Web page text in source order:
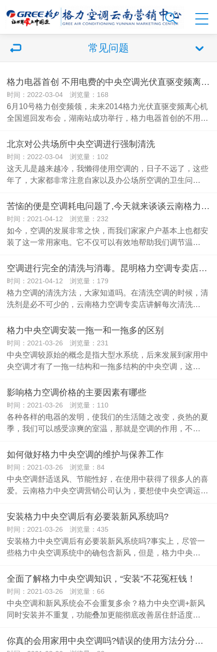
常见问题
格力电器首创 不用电费的中央空调光伏直驱变频离心机系统
时间：2022-03-04 浏览量：168
6月10号格力创变频领，未来2014格力光伏直驱变频离心机
全国巡回发布会，湖南站成功举行，格力电器首创的不用…
北京对公共场所中央空调进行强制清洗
时间：2022-03-04 浏览量：102
这天儿是越来越冷，我懒得使用空调的，日子不远了，这些
年了，大家都非常注意自家以及办公场所空调的卫生问…
苦恼的便是空调耗电问题了,今天就来谈谈云南格力空调的耗电问题。
时间：2021-04-12 浏览量：232
如今，空调的发展非常之快，而我们家家户户基本上也都安
装了这一常用家电。它不仅可以有效地帮助我们调节温…
空调进行完全的清洗与消毒。昆明格力空调专卖店提示
时间：2021-04-12 浏览量：179
格力空调的清洗方法，大家知道吗。在清洗空调的时候，清
洗剂是必不可少的，云南格力空调专卖店讲解每次清洗…
格力中央空调安装一拖一和一拖多的区别
时间：2021-03-26 浏览量：231
中央空调较原始的概念是指大型水系统，后来发展到家用中
央空调才有了一拖一结构和一拖多结构的中央空调，这…
影响格力空调价格的主要因素有哪些
时间：2021-03-26 浏览量：110
各种各样的电器的发明，使我们的生活随之改变，炎热的夏
季，我们可以感受凉爽的室温，那就是空调的作用，不…
如何做好格力中央空调的维护与保养工作
时间：2021-03-26 浏览量：84
中央空调舒适送风、节能性好，在使用中获得了很多人的喜
爱。云南格力中央空调营销公司认为，要想使中央空调运…
安装格力中央空调后有必要装新风系统吗?
时间：2021-03-26 浏览量：435
安装格力中央空调后有必要装新风系统吗?事实上，尽管一
些格力中央空调系统中的确包含新风，但是，格力中央…
全面了解格力中央空调知识，“安装”不花冤枉钱！
时间：2021-03-26 浏览量：66
中央空调和新风系统会不会重复多余？格力中央空调+新风
同时安装并不重复，功能叠加更能彻底改善居住舒适度…
你真的会用家用中央空调吗?错误的使用方法分分钟缩短空调一半寿命